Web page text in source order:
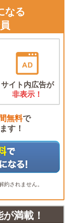
なる
サイト内広告が
非表示！
無料で
す！
されません。
満載！